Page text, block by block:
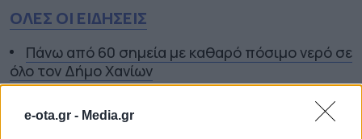
e-ota.gr - Media.gr
ΟΛΕΣ ΟΙ ΕΙΔΗΣΕΙΣ
Πάνω από 60 σημεία με καθαρό πόσιμο νερό σε
όλο τον Δήμο Χανίων
Η Πάρος στηρίζει τους εκπαιδευτικούς της